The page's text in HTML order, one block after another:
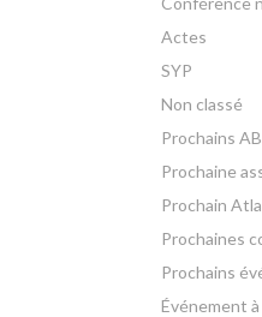
Actes
SYP
Non classé
Prochains AB
Prochaine
Prochain
Prochaines
Prochains
Événement